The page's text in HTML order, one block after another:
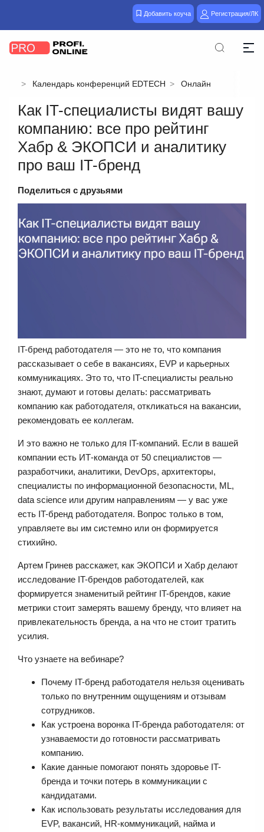
Добавить коуча Регистрация/ЛК
Календарь конференций EDTECH Онлайн
Как IT-специалисты видят вашу
компанию: все про рейтинг
Хабр & ЭКОПСИ и аналитику
про ваш IT-бренд
Поделиться с друзьями
IT-бренд работодателя — это не то, что компания
рассказывает о себе в вакансиях, EVP и карьерных
коммуникациях. Это то, что IT-специалисты реально
знают, думают и готовы делать: рассматривать
компанию как работодателя, откликаться на вакансии,
рекомендовать ее коллегам.
И это важно не только для IT-компаний. Если в вашей
компании есть ИТ-команда от 50 специалистов —
разработчики, аналитики, DevOps, архитекторы,
специалисты по информационной безопасности, ML,
data science или другим направлениям — у вас уже
есть IT-бренд работодателя. Вопрос только в том,
управляете вы им системно или он формируется
стихийно.
Артем Гринев расскажет, как ЭКОПСИ и Хабр делают
исследование IT-брендов работодателей, как
формируется знаменитый рейтинг IT-брендов, какие
метрики стоит замерять вашему бренду, что влияет на
привлекательность бренда, а на что не стоит тратить
усилия.
Что узнаете на вебинаре?
Почему IT-бренд работодателя нельзя оценивать
только по внутренним ощущениям и отзывам
сотрудников.
Как устроена воронка IT-бренда работодателя: от
узнаваемости до готовности рассматривать
компанию.
Какие данные помогают понять здоровье IT-
бренда и точки потерь в коммуникации с
кандидатами.
Как использовать результаты исследования для
EVP, вакансий, HR-коммуникаций, найма и